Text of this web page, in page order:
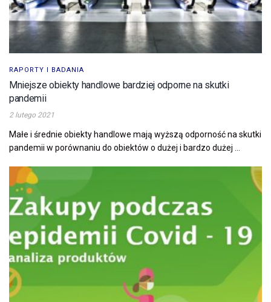
RAPORTY I BADANIA
Mniejsze obiekty handlowe bardziej odporne na skutki
pandemii
2 lutego 2021
Małe i średnie obiekty handlowe mają wyższą odporność na skutki
pandemii w porównaniu do obiektów o dużej i bardzo dużej ...